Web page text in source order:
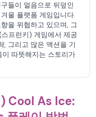
들이 얼음으로 뒤덮인
울 플랫폼 게임입니다.
을 위협하고 있으며, 그
프런키) 게임에서 제공
, 그리고 많은 액션을 기
따뜻해지는 스토리가
Cool As Ice: